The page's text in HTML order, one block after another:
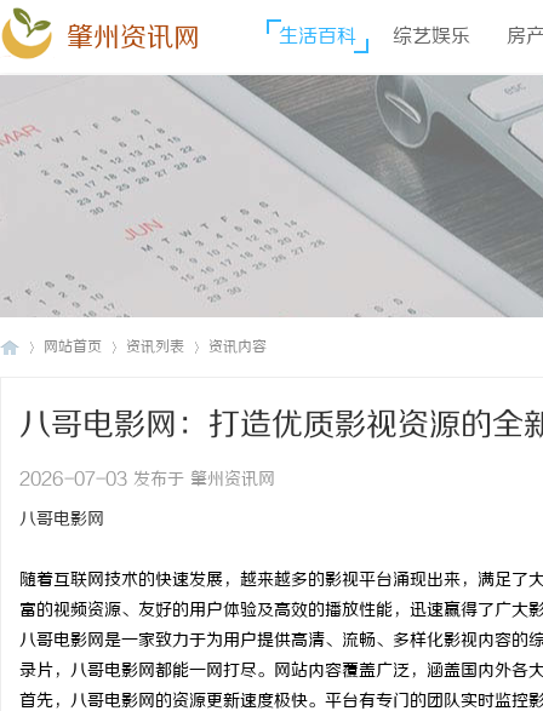
肇州资讯网 生活百科 综艺娱乐 房
网站首页 资讯列表 资讯内容
八哥电影网：打造优质影视资源的全
2026-07-03 发布于 肇州资讯网
八哥电影网
随着互联网技术的快速发展，越来越多的影视平台涌现出来，满足
富的视频资源、友好的用户体验及高效的播放性能，迅速赢得了广大
八哥电影网是一家致力于为用户提供高清、流畅、多样化影视内容
录片，八哥电影网都能一网打尽。网站内容覆盖广泛，涵盖国内外各
首先，八哥电影网的资源更新速度极快。平台有专门的团队实时监